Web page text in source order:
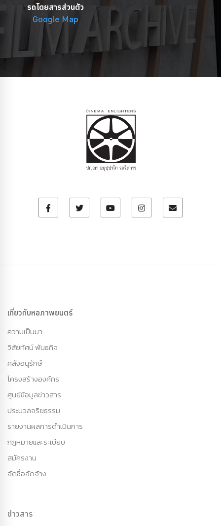
รถโดยสารส่วนตัว
Google Map
เกี่ยวกับหอภาพยนตร์
ความเป็นมา
วิสัยทัศน์ พันธกิจ
คลังอนุรักษ์
โครงสร้างองค์กร
ศูนย์ข้อมูลข่าวสาร
ประมวลจริยธรรม
รายงานผลการดำเนินการ
กฏหมายและระเบียบ
สมัครงาน
จัดซื้อจัดจ้าง
ข่าวสาร